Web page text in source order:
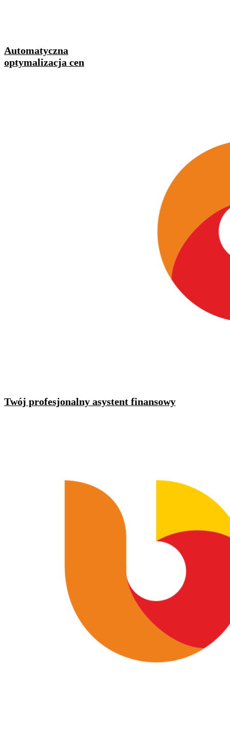
Automatyczna
optymalizacja cen
Twój profesjonalny asystent finansowy